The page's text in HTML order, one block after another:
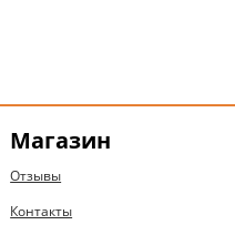
Магазин
Отзывы
Контакты